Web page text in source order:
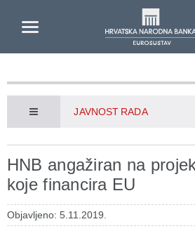
JAVNOST RADA
HNB angažiran na
koje financira EU
Objavljeno: 5.11.2019.